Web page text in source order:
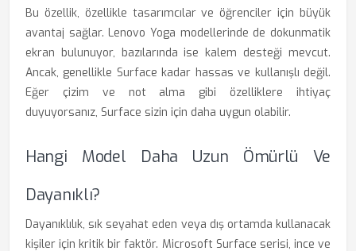
Bu özellik, özellikle tasarımcılar ve öğrenciler için büyük
avantaj sağlar. Lenovo Yoga modellerinde de dokunmatik
ekran bulunuyor, bazılarında ise kalem desteği mevcut.
Ancak, genellikle Surface kadar hassas ve kullanışlı değil.
Eğer çizim ve not alma gibi özelliklere ihtiyaç
duyuyorsanız, Surface sizin için daha uygun olabilir.
Hangi Model Daha Uzun Ömürlü Ve
Dayanıklı?
Dayanıklılık, sık seyahat eden veya dış ortamda kullanacak
kişiler için kritik bir faktör. Microsoft Surface serisi, ince ve